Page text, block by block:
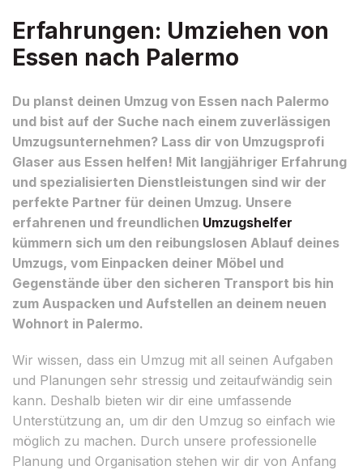
Erfahrungen: Umziehen von
Essen nach Palermo
Du planst deinen Umzug von Essen nach Palermo
und bist auf der Suche nach einem zuverlässigen
Umzugsunternehmen? Lass dir von Umzugsprofi
Glaser aus Essen helfen! Mit langjähriger Erfahrung
und spezialisierten Dienstleistungen sind wir der
perfekte Partner für deinen Umzug. Unsere
erfahrenen und freundlichen Umzugshelfer
kümmern sich um den reibungslosen Ablauf deines
Umzugs, vom Einpacken deiner Möbel und
Gegenstände über den sicheren Transport bis hin
zum Auspacken und Aufstellen an deinem neuen
Wohnort in Palermo.
Wir wissen, dass ein Umzug mit all seinen Aufgaben
und Planungen sehr stressig und zeitaufwändig sein
kann. Deshalb bieten wir dir eine umfassende
Unterstützung an, um dir den Umzug so einfach wie
möglich zu machen. Durch unsere professionelle
Planung und Organisation stehen wir dir von Anfang